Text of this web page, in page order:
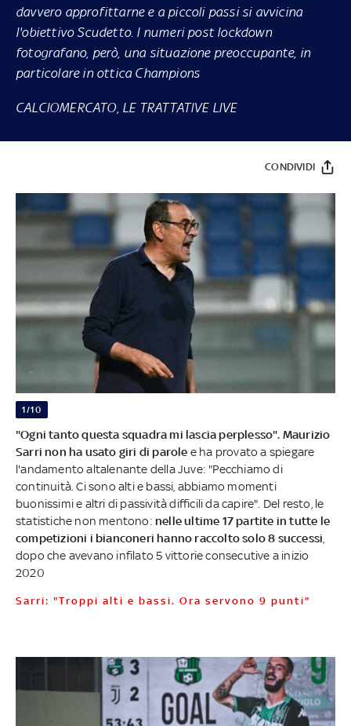
davvero approfittarne e a piccoli passi si avvicina
l'obiettivo Scudetto. I numeri post lockdown
fotografano, però, una situazione preoccupante, in
particolare in ottica Champions
CALCIOMERCATO, LE TRATTATIVE LIVE
CONDIVIDI
1/10
"Ogni tanto questa squadra mi lascia perplesso". Maurizio
Sarri non ha usato giri di parole e ha provato a spiegare
l'andamento altalenante della Juve: "Pecchiamo di
continuità. Ci sono alti e bassi, abbiamo momenti
buonissimi e altri di passività difficili da capire". Del resto, le
statistiche non mentono: nelle ultime 17 partite in tutte le
competizioni i bianconeri hanno raccolto solo 8 successi
dopo che avevano infilato 5 vittorie consecutive a inizio
2020
Sarri: "Troppi alti e bassi. Ora servono 9 punti"